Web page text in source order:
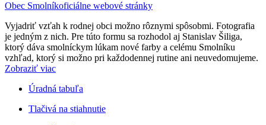
Obec Smolníkoficiálne webové stránky
Vyjadriť vzťah k rodnej obci možno rôznymi spôsobmi. Fotografia
je jedným z nich. Pre túto formu sa rozhodol aj Stanislav Šiliga,
ktorý dáva smolníckym lúkam nové farby a celému Smolníku
vzhľad, ktorý si možno pri každodennej rutine ani neuvedomujeme.
Zobraziť viac
Úradná tabuľa
Tlačivá na stiahnutie